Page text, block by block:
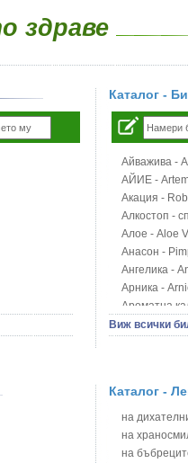
здраве
Каталог -
Айважива -
АЙИЕ -
Акация -
Алкостоп -
Алое - Aloe
Анасон -
Ангелика -
Арника -
Ароматна
Арония -
Блатен
Блян
Бобови
Божур -
Виж всички
Каталог -
на
на
на